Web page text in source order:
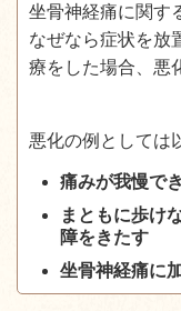
坐骨神経痛に関す
なぜなら症状を放
療をした場合、悪
悪化の例としては
痛みが我慢で
まともに歩け
障をきたす
坐骨神経痛に